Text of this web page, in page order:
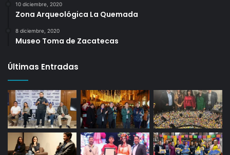
10 diciembre, 2020
Zona Arqueológica La Quemada
8 diciembre, 2020
Museo Toma de Zacatecas
Últimas Entradas